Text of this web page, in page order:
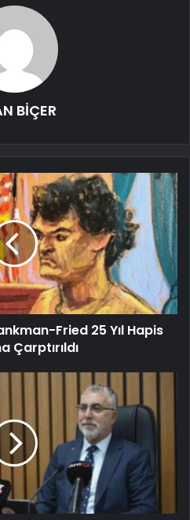
BİÇER
Fried 25 Yıl Hapis
Çarptırıldı